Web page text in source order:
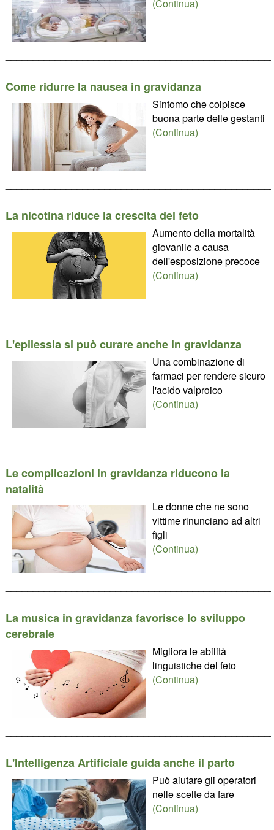
(Continua)
Come ridurre la nausea in gravidanza
Sintomo che colpisce
buona parte delle gestanti
(Continua)
La nicotina riduce la crescita del feto
Aumento della mortalità
giovanile a causa
dell'esposizione precoce
(Continua)
L'epilessia si può curare anche in gravidanza
Una combinazione di
farmaci per rendere sicuro
l'acido valproico
(Continua)
Le complicazioni in gravidanza riducono la
natalità
Le donne che ne sono
vittime rinunciano ad altri
figli
(Continua)
La musica in gravidanza favorisce lo sviluppo
cerebrale
Migliora le abilità
linguistiche del feto
(Continua)
L'Intelligenza Artificiale guida anche il parto
Può aiutare gli operatori
nelle scelte da fare
(Continua)